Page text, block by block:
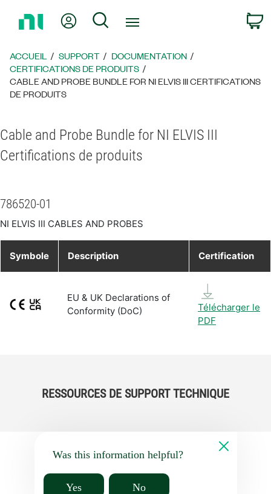
page
d’accueil
Mon compteRechercher
ACCUEIL SUPPORT
DOCUMENTATION
CERTIFICATIONS DE PRODUITS
CABLE AND PROBE BUNDLE FOR NI ELVIS III CERTIFICATIONS
DE PRODUITS
Cable and Probe Bundle for NI ELVIS III
Certifications de produits
786520-01
NI ELVIS III CABLES AND PROBES
Symbole Description Certification
EU & UK Declarations of
Conformity (DoC)
Télécharger le
PDF
RESSOURCES DE SUPPORT TECHNIQUE
Was this information helpful?
Yes No